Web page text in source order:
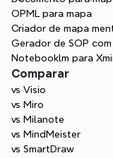
sem sair do seu
OPML para mapa
Criador de mapa
Gerador de SOP com
Notebooklm para
Comparar
vs Visio
vs Miro
vs Milanote
vs MindMeister
vs SmartDraw